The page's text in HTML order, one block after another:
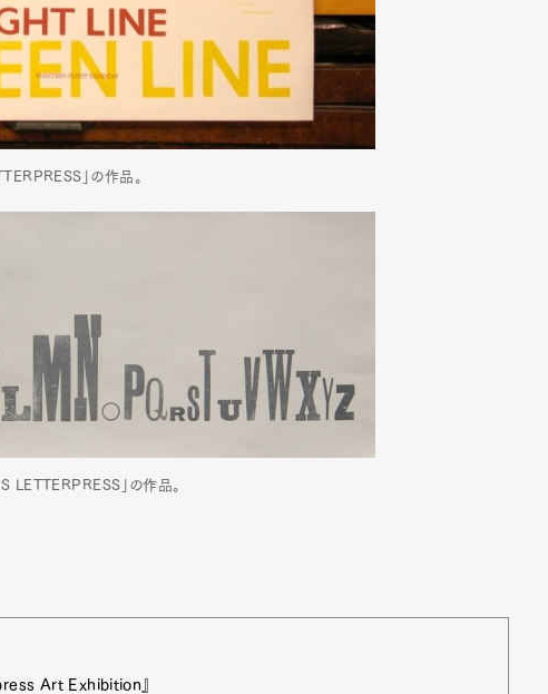
Gourmet
Cars Product
Lifestyle
Pen Membership
」の作品。
LETTERPRESS」の作品。
Art Exhibition』